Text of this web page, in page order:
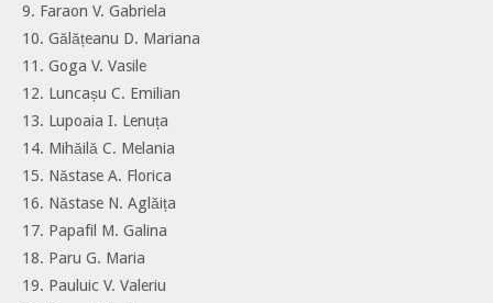
9. Faraon V. Gabriela
10. Gălățeanu D. Mariana
11. Goga V. Vasile
12. Luncașu C. Emilian
13. Lupoaia I. Lenuța
14. Mihăilă C. Melania
15. Năstase A. Florica
16. Năstase N. Aglăița
17. Papafil M. Galina
18. Paru G. Maria
19. Pauluic V. Valeriu